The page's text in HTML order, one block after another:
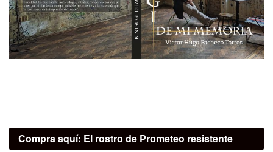
Compra aquí: El rostro de Prometeo resistente